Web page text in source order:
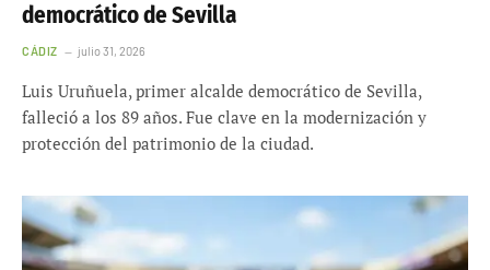
democrático de Sevilla
CÁDIZ julio 31, 2026
Luis Uruñuela, primer alcalde democrático de Sevilla,
falleció a los 89 años. Fue clave en la modernización y
protección del patrimonio de la ciudad.